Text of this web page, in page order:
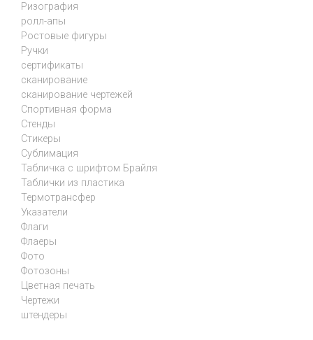
Ризография
ролл-апы
Ростовые фигуры
Ручки
сертификаты
сканирование
сканирование чертежей
Спортивная форма
Стенды
Стикеры
Сублимация
Табличка с шрифтом Брайля
Таблички из пластика
Термотрансфер
Указатели
Флаги
Флаеры
Фото
Фотозоны
Цветная печать
Чертежи
штендеры